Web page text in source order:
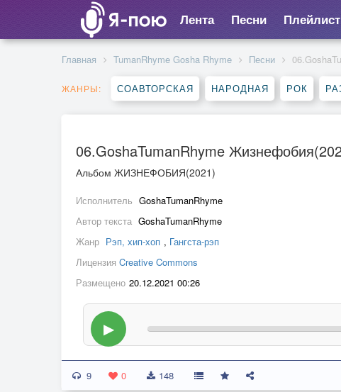
Лента Песни
Главная TumanRhyme Gosha Rhyme Песни
ЖАНРЫ: СОАВТОРСКАЯ НАРОДНАЯ РОК
06.GoshaTumanRhyme
Альбом ЖИЗНЕФОБИЯ(2021)
Исполнитель GoshaTumanRhyme
Автор текста GoshaTumanRhyme
Жанр Рэп, хип-хоп , Гангста-рэп
Лицензия Creative Commons
Размещено 20.12.2021 00:26
▶
9 0 148